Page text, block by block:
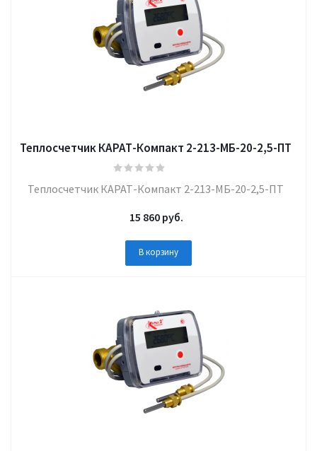
Теплосчетчик КАРАТ-Компакт 2-213-МБ-20-2,5-ПТ
Теплосчетчик КАРАТ-Компакт 2-213-МБ-20-2,5-ПТ
15 860руб.
В корзину